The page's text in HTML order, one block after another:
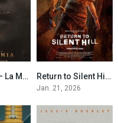
6.4Lee Cronin – La Mummia (2026) 4Return to Silent Hill (2026)
Jan. 21, 2026